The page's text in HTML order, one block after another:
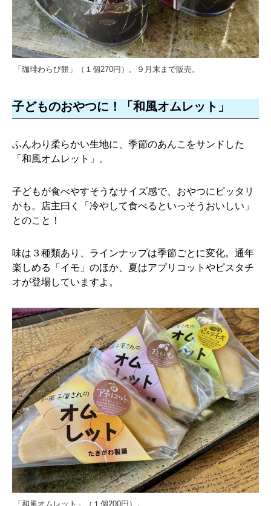
「珈琲わらび餅」（１個270円）。９月末まで販売。
子どものおやつに！「和風オムレット」
ふんわり柔らかい生地に、季節のあんこをサンドした
「和風オムレット」。
子どもが食べやすそうなサイズ感で、おやつにピッタリ
かも。店主曰く「冷やして食べるといっそうおいしい」
とのこと！
味は３種類あり、ラインナップは季節ごとに変化。通年
楽しめる「イモ」のほか、夏はアプリコットやピスタチ
オが登場していますよ。
「和風オムレット」（１個200円）。